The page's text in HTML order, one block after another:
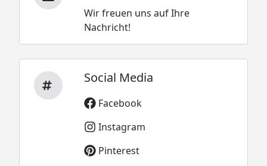
Wir freuen uns auf Ihre
Nachricht!
Social Media
Facebook
Instagram
Pinterest